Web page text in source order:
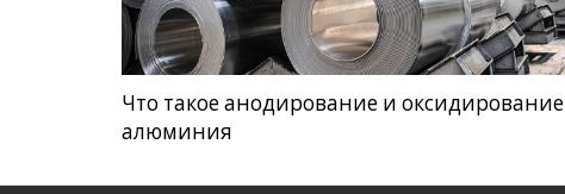
Что такое анодирование и оксидирование
алюминия